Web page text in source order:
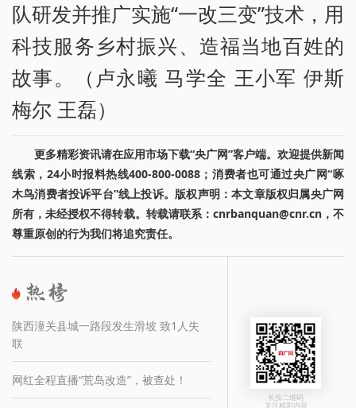
队研发并推广实施“一改三变”技术，用
科技服务乡村振兴、造福当地百姓的
故事。（卢永曦 马学全 王小军 伊斯
梅尔 王磊）
更多精彩资讯请在应用市场下载“央广网”客户端。欢迎提供新闻
线索，24小时报料热线400-800-0088；消费者也可通过央广网“啄
木鸟消费者投诉平台”线上投诉。版权声明：本文章版权归属央广网
所有，未经授权不得转载。转载请联系：cnrbanquan@cnr.cn，不
尊重原创的行为我们将追究责任。
陕西潼关县城一路段发生滑坡 致1人失
联
网红全程直播“荒岛改造”，被查处！
长按二维码
关注精彩内容